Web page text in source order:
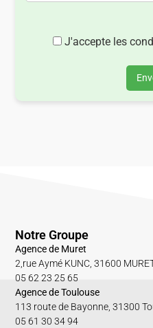
J'accepte les
Notre Groupe
Agence de Muret
2,rue Aymé KUNC, 31600
05 62 23 25 65
Agence de Toulouse
113 route de Bayonne, 31300
05 61 30 34 94